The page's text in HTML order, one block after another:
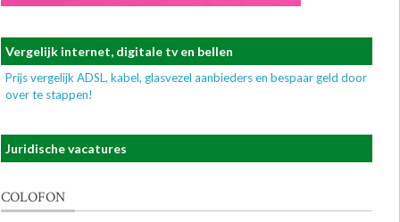
Vergelijk internet, digitale tv en bellen
Prijs vergelijk ADSL, kabel, glasvezel aanbieders en bespaar geld door
over te stappen!
Juridische vacatures
COLOFON